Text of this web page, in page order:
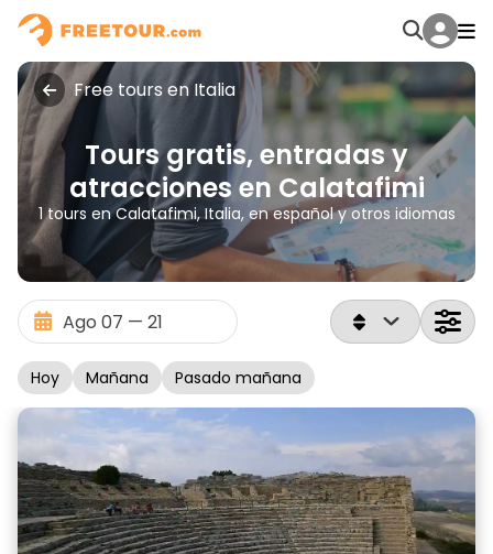
Free tours en Italia
Tours gratis, entradas y
atracciones en Calatafimi
1 tours en Calatafimi, Italia, en español y otros idiomas
Hoy Mañana Pasado mañana